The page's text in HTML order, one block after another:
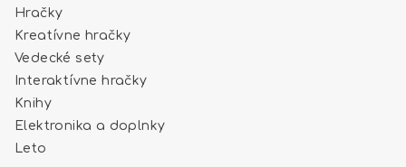
Hračky
Kreatívne hračky
Vedecké sety
Interaktívne hračky
Knihy
Elektronika a doplnky
Leto